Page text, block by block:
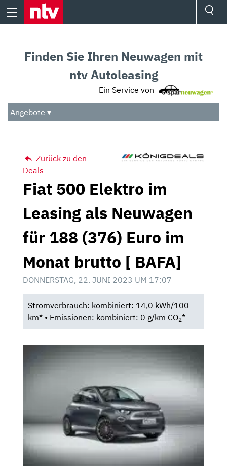
Skip
Audio
Das Beste
Finden Sie Ihren Neuwagen mit
ntv Autoleasing
Ein Service von
Angebote ▾
Zurück zu den
Deals
Fiat 500 Elektro im
Leasing als Neuwagen
für 188 (376) Euro im
Monat brutto [ BAFA]
DONNERSTAG, 22. JUNI 2023 UM 17:07
Stromverbrauch: kombiniert: 14,0 kWh/100
km* • Emissionen: kombiniert: 0 g/km CO2*